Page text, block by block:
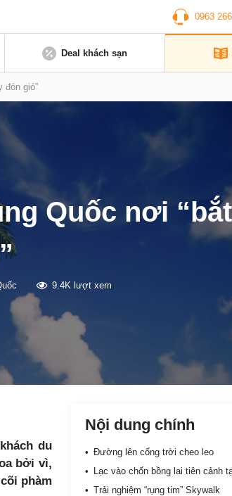
0963
Deal khách sạn
đón gió”
Quốc nơi “bắt
9.4K lượt xem
du
bởi vì,
phàm
Nội dung chính
Đường lên cổng trời cheo leo
Lạc vào chốn bồng lai tiên cảnh
Trải nghiệm “rụng tim” Skywalk